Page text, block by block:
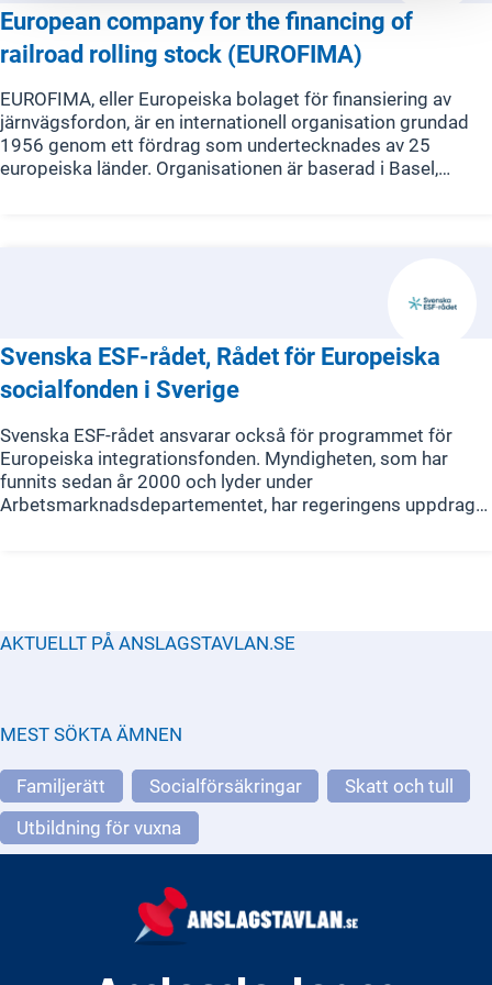
European company for the financing of
railroad rolling stock (EUROFIMA)
EUROFIMA, eller Europeiska bolaget för finansiering av
järnvägsfordon, är en internationell organisation grundad
1956 genom ett fördrag som undertecknades av 25
europeiska länder. Organisationen är baserad i Basel,
medlemsländer och deras nationella järnvägsoperatörer​​.
Svenska ESF-rådet, Rådet för Europeiska
socialfonden i Sverige
Svenska ESF-rådet ansvarar också för programmet för
Europeiska integrationsfonden. Myndigheten, som har
funnits sedan år 2000 och lyder under
Arbetsmarknadsdepartementet, har regeringens uppdrag
AKTUELLT PÅ ANSLAGSTAVLAN.SE
MEST SÖKTA ÄMNEN
Familjerätt Socialförsäkringar
Skatt och tull
Utbildning för vuxna